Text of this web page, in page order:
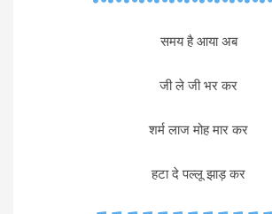
समय है आया अब
जी ले जी भर कर
शर्म लाज मोह मार कर
हटा दे पल्लू झाड़ कर